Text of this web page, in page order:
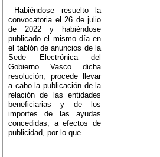
Habiéndose resuelto la
convocatoria el 26 de julio
de 2022 y habiéndose
publicado el mismo día en
el tablón de anuncios de la
Sede Electrónica del
Gobierno Vasco dicha
resolución, procede llevar
a cabo la publicación de la
relación de las entidades
beneficiarias y de los
importes de las ayudas
concedidas, a efectos de
publicidad, por lo que